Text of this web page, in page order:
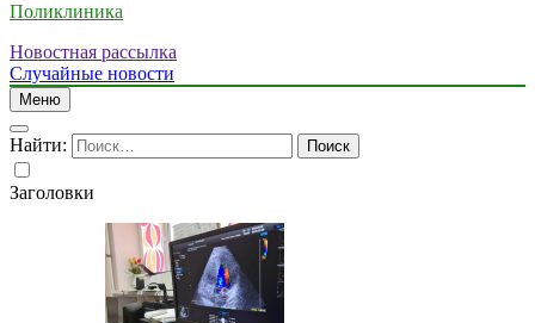
Поликлиника
Новостная рассылка
Случайные новости
Меню
Найти:
Заголовки